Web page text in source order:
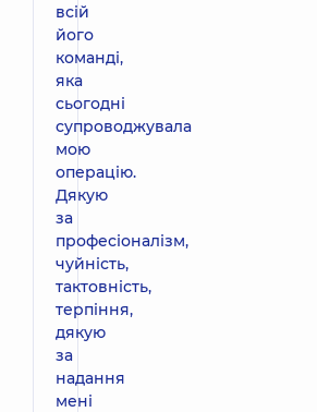
всій
його
команді,
яка
сьогодні
супроводжувала
мою
операцію.
Дякую
за
професіоналізм,
чуйність,
тактовність,
терпіння,
дякую
за
надання
мені